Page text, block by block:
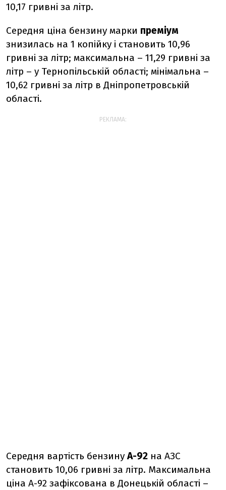
10,17 гривні за літр.
Середня ціна бензину марки преміум
знизилась на 1 копійку і становить 10,96
гривні за літр; максимальна – 11,29 гривні за
літр – у Тернопільській області; мінімальна –
10,62 гривні за літр в Дніпропетровській
області.
РЕКЛАМА:
Середня вартість бензинуА-92 на АЗС
становить 10,06 гривні за літр. Максимальна
ціна А-92 зафіксована в Донецькій області –